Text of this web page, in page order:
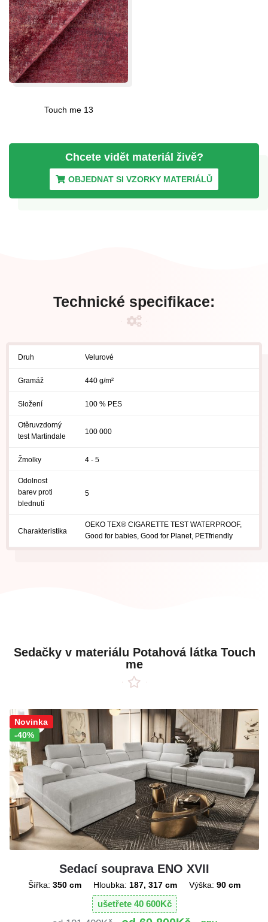
Touch me 13
Chcete vidět materiál živě?
OBJEDNAT SI VZORKY MATERIÁLŮ
Technické specifikace:
Druh Velurové
Gramáž 440 g/m²
Složení 100 % PES
Otěruvzdorný
test Martindale
100 000
Žmolky 4 - 5
Odolnost
barev proti
blednutí
5
Charakteristika
OEKO TEX® CIGARETTE TEST WATERPROOF,
Good for babies, Good for Planet, PETfriendly
Sedačky v materiálu Potahová látka Touch
me
Sleva!
-40%
Novinka
Sedací souprava ENO XVII
Šířka: 350 cm Hloubka: 187, 317 cm Výška: 90 cm
ušetřete 40 600Kč